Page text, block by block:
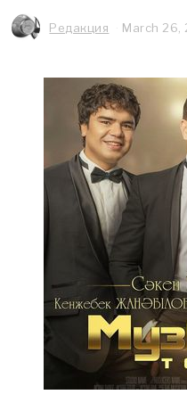
Редакция March 26,